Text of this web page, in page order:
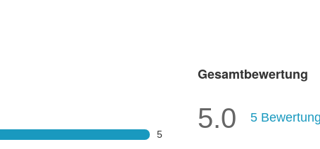
5
Gesamtbewertung
5.0 5